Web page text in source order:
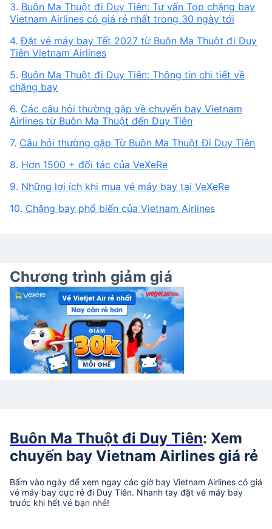
3. Buôn Ma Thuột đi Duy Tiên: Tư vấn Top chặng bay
Vietnam Airlines có giá rẻ nhất trong 30 ngày tới
4.Đặt vé máy bay Tết 2027 từ Buôn Ma Thuột đi Duy
Tiên Vietnam Airlines
5. Buôn Ma Thuột đi Duy Tiên: Thông tin chi tiết về
chặng bay
6. Các câu hỏi thường gặp về chuyến bay Vietnam
Airlines từ Buôn Ma Thuột đến Duy Tiên
7. Câu hỏi thường gặp Từ Buôn Ma Thuột Đi Duy Tiên
8. Hơn 1500 + đối tác của VeXeRe
9. Những lợi ích khi mua vé máy bay tại VeXeRe
10. Chặng bay phổ biến của Vietnam Airlines
Chương trình giảm giá
Buôn Ma Thuột đi Duy Tiên: Xem
chuyến bay Vietnam Airlines giá rẻ
Bấm vào ngày để xem ngay các giờ bay Vietnam Airlines có giá
vé máy bay cực rẻ đi Duy Tiên. Nhanh tay đặt vé máy bay
trước khi hết vé bạn nhé!